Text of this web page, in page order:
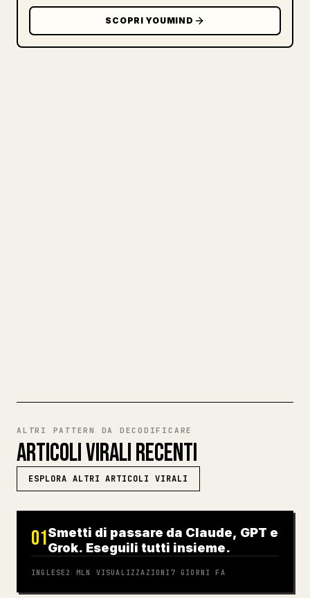
SCOPRI YOUMIND
ALTRI PATTERN DA DECODIFICARE
ARTICOLI VIRALI RECENTI
ESPLORA ALTRI ARTICOLI VIRALI
01Smetti di passare da Claude, GPT e
Grok. Eseguili tutti insieme.
INGLESE 2 MLN VISUALIZZAZIONI 7 GIORNI FA